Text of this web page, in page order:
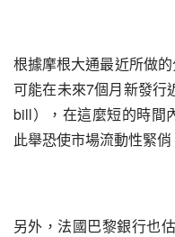
根據摩根大通最近所做
可能在未來7個月新發行
bill），在這麼短的時間
此舉恐使市場流動性緊
另外，法國巴黎銀行也